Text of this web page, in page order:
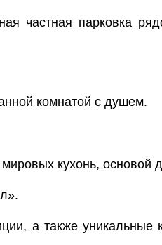
частная парковка
комнатой с душем.
кухонь, основой
а также уникальные